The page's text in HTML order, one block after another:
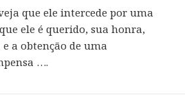
que ele intercede por uma
ele é querido, sua honra,
a obtenção de uma
….